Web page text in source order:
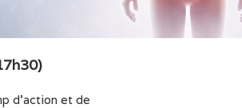
d’action et de